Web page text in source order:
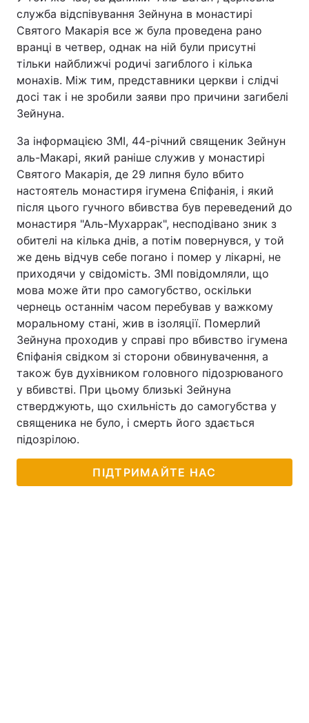
служба відспівування Зейнуна в монастирі
Святого Макарія все ж була проведена рано
вранці в четвер, однак на ній були присутні
тільки найближчі родичі загиблого і кілька
монахів. Між тим, представники церкви і слідчі
досі так і не зробили заяви про причини загибелі
Зейнуна.
За інформацією ЗМІ, 44-річний священик Зейнун
аль-Макарі, який раніше служив у монастирі
Святого Макарія, де 29 липня було вбито
настоятель монастиря ігумена Єпіфанія, і який
після цього гучного вбивства був переведений до
монастиря "Аль-Мухаррак", несподівано зник з
обителі на кілька днів, а потім повернувся, у той
же день відчув себе погано і помер у лікарні, не
приходячи у свідомість. ЗМІ повідомляли, що
мова може йти про самогубство, оскільки
чернець останнім часом перебував у важкому
моральному стані, жив в ізоляції. Померлий
Зейнуна проходив у справі про вбивство ігумена
Єпіфанія свідком зі сторони обвинувачення, а
також був духівником головного підозрюваного
у вбивстві. При цьому близькі Зейнуна
стверджують, що схильність до самогубства у
священика не було, і смерть його здається
підозрілою.
ПІДТРИМАЙТЕ НАС